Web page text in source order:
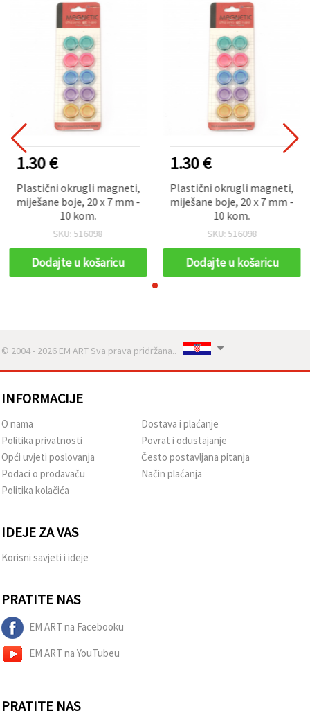
1.30 €
Plastični okrugli magneti,
miješane boje, 20 x 7 mm -
10 kom.
SKU: 516098
Dodajte u košaricu
1.30 €
Plastični okrugli magneti,
miješane boje, 20 x 7 mm -
10 kom.
SKU: 516098
Dodajte u košaricu
© 2004 - 2026 EM ART Sva prava pridržana..
INFORMACIJE
O nama
Politika privatnosti
Opći uvjeti poslovanja
Podaci o prodavaču
Politika kolačića
Dostava i plaćanje
Povrat i odustajanje
Često postavljana pitanja
Način plaćanja
IDEJE ZA VAS
Korisni savjeti i ideje
PRATITE NAS
EM ART na Facebooku
EM ART na YouTubeu
PRATITE NAS